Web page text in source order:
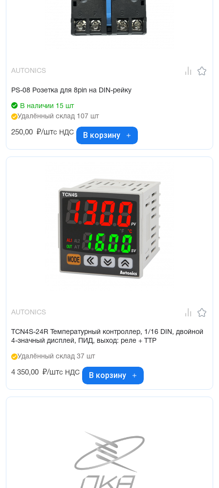
AUTONICS
PS-08 Розетка для 8pin на DIN-рейку
В наличии 15 шт
Удалённый склад 107 шт
250,00 ₽/штс НДС В корзину
AUTONICS
TCN4S-24R Температурный контроллер, 1/16 DIN, двойной
4-значный дисплей, ПИД, выход: реле + ТТР
Удалённый склад 37 шт
4 350,00 ₽/штс НДС В корзину